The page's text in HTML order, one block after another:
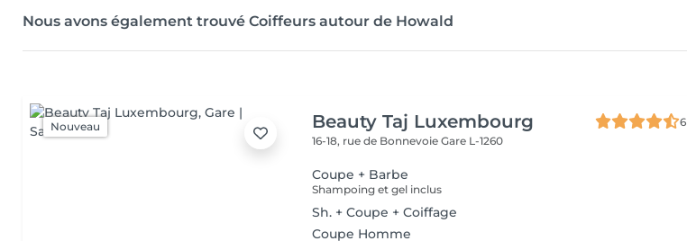
Nous avons également trouvé Coiffeurs autour de Howald
Nouveau Beauty Taj Luxembourg
6
16-18, rue de BonnevoieGare L-1260
Coupe + Barbe
Shampoing et gel inclus
Sh. + Coupe + Coiffage
Coupe Homme